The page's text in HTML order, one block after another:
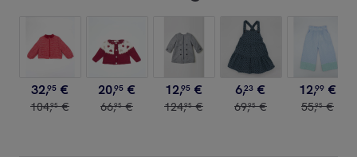
32,95 €
104,95 €
20,95 €
66,95 €
12,95 €
124,95 €
6,23 €
69,95 €
12,99 €
55,95 €